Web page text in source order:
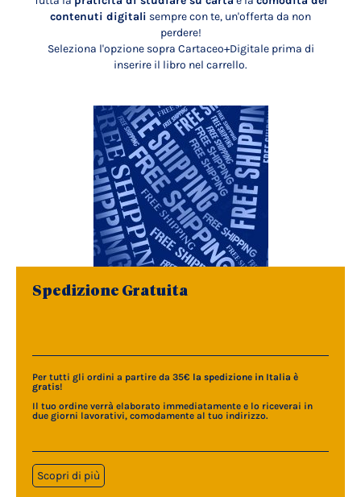
contenuti digitali sempre con te, un'offerta da non
perdere!
Seleziona l'opzione sopra Cartaceo+Digitale prima di
inserire il libro nel carrello.
Spedizione Gratuita
Per tutti gli ordini a partire da 35€ la spedizione in Italia è
gratis!
Il tuo ordine verrà elaborato immediatamente e lo riceverai in
due giorni lavorativi, comodamente al tuo indirizzo.
Scopri di più